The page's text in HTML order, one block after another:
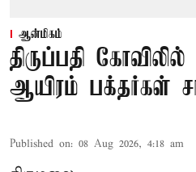
ஆன்மிகம்
திருப்பதி
ஆயிரம் பக்தர்கள்
Published on: 08 Aug 2026, 4:18 am